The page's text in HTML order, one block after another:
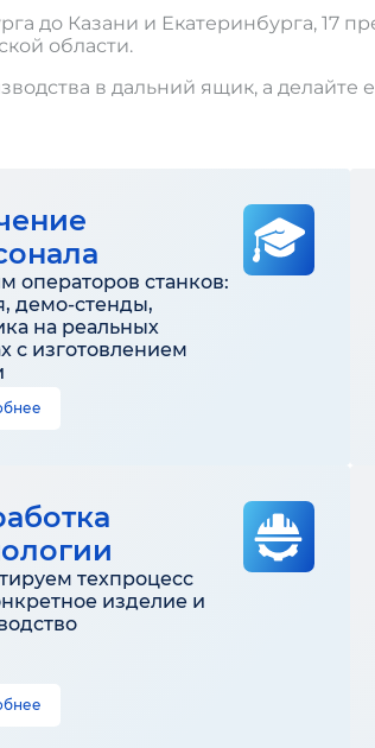
до Казани и Екатеринбурга, 17
области.
в дальний ящик, а
операторов станков:
демо-стенды,
на реальных
с изготовлением
техпроцесс
изделие и